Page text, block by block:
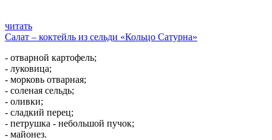
читать
Салат – коктейль из сельди «Кольцо Сатурна»
- отварной картофель;
- луковица;
- морковь отварная;
- соленая сельдь;
- оливки;
- сладкий перец;
- петрушка - небольшой пучок;
- майонез.